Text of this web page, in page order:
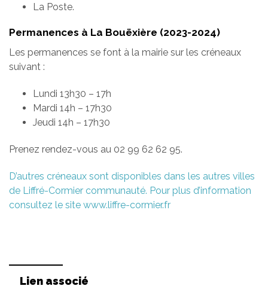
La Poste.
Permanences à La Bouëxière (2023-2024)
Les permanences se font à la mairie sur les créneaux
suivant :
Lundi 13h30 – 17h
Mardi 14h – 17h30
Jeudi 14h – 17h30
Prenez rendez-vous au 02 99 62 62 95.
D’autres créneaux sont disponibles dans les autres villes
de Liffré-Cormier communauté. Pour plus d’information
consultez le site www.liffre-cormier.fr
Lien associé